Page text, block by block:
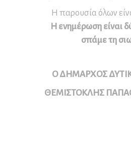
Η παρουσία όλων
Η ενημέρωση είναι
σπάμε τη
Ο ΔΗΜΑΡΧΟΣ
ΘΕΜΙΣΤΟΚΛΗΣ